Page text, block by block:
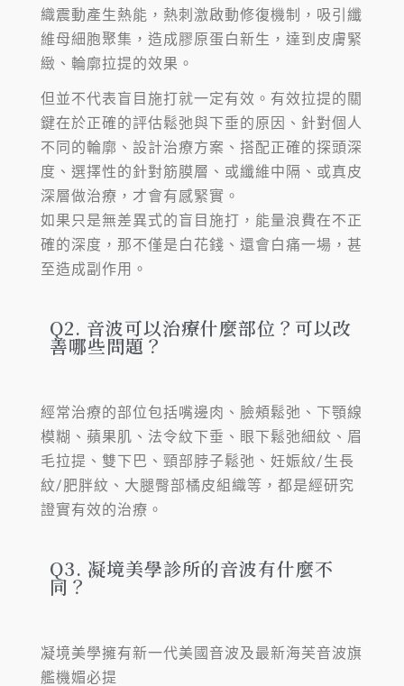
織震動產生熱能，熱刺激啟動修復機制，吸引纖
維母細胞聚集，造成膠原蛋白新生，達到皮膚緊
緻、輪廓拉提的效果。
但並不代表盲目施打就一定有效。有效拉提的關
鍵在於正確的評估鬆弛與下垂的原因、針對個人
不同的輪廓、設計治療方案、搭配正確的探頭深
度、選擇性的針對筋膜層、或纖維中隔、或真皮
深層做治療，才會有感緊實。
如果只是無差異式的盲目施打，能量浪費在不正
確的深度，那不僅是白花錢、還會白痛一場，甚
至造成副作用。
Q2. 音波可以治療什麼部位？可以改
善哪些問題？
經常治療的部位包括嘴邊肉、臉頰鬆弛、下顎線
模糊、蘋果肌、法令紋下垂、眼下鬆弛細紋、眉
毛拉提、雙下巴、頸部脖子鬆弛、妊娠紋/生長
紋/肥胖紋、大腿臀部橘皮組織等，都是經研究
證實有效的治療。
Q3. 凝境美學診所的音波有什麼不
同？
凝境美學擁有新一代美國音波及最新海芙音波旗
艦機媚必提